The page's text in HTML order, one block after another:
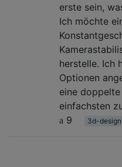
erste sein,
Ich möchte
herstelle. Ich
Optionen
eine
einfachsten
9
3d-design